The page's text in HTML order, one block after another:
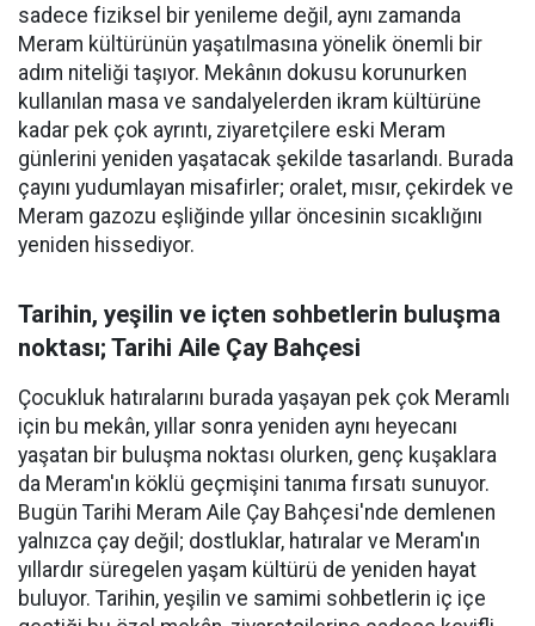
sadece fiziksel bir yenileme değil, aynı zamanda
Meram kültürünün yaşatılmasına yönelik önemli bir
adım niteliği taşıyor. Mekânın dokusu korunurken
kullanılan masa ve sandalyelerden ikram kültürüne
kadar pek çok ayrıntı, ziyaretçilere eski Meram
günlerini yeniden yaşatacak şekilde tasarlandı. Burada
çayını yudumlayan misafirler; oralet, mısır, çekirdek ve
Meram gazozu eşliğinde yıllar öncesinin sıcaklığını
yeniden hissediyor.
Tarihin, yeşilin ve içten sohbetlerin buluşma
noktası; Tarihi Aile Çay Bahçesi
Çocukluk hatıralarını burada yaşayan pek çok Meramlı
için bu mekân, yıllar sonra yeniden aynı heyecanı
yaşatan bir buluşma noktası olurken, genç kuşaklara
da Meram'ın köklü geçmişini tanıma fırsatı sunuyor.
Bugün Tarihi Meram Aile Çay Bahçesi'nde demlenen
yalnızca çay değil; dostluklar, hatıralar ve Meram'ın
yıllardır süregelen yaşam kültürü de yeniden hayat
buluyor. Tarihin, yeşilin ve samimi sohbetlerin iç içe